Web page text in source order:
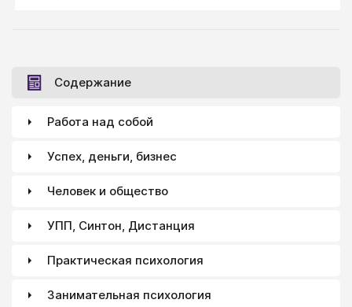
Содержание
Работа над собой
Успех, деньги, бизнес
Человек и общество
УПП, Синтон, Дистанция
Практическая психология
Занимательная психология